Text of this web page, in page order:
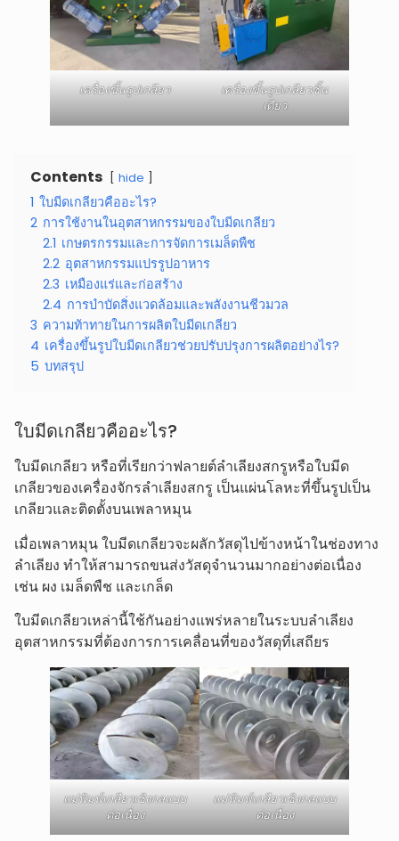
เครื่องขึ้นรูปเกลียว
เครื่องขึ้นรูปเกลียวชิ้น
เดียว
Contents hide
1 ใบมีดเกลียวคืออะไร?
2 การใช้งานในอุตสาหกรรมของใบมีดเกลียว
2.1 เกษตรกรรมและการจัดการเมล็ดพืช
2.2 อุตสาหกรรมแปรรูปอาหาร
2.3 เหมืองแร่และก่อสร้าง
2.4 การบำบัดสิ่งแวดล้อมและพลังงานชีวมวล
3 ความท้าทายในการผลิตใบมีดเกลียว
4 เครื่องขึ้นรูปใบมีดเกลียวช่วยปรับปรุงการผลิตอย่างไร?
5 บทสรุป
ใบมีดเกลียวคืออะไร?
ใบมีดเกลียว หรือที่เรียกว่าฟลายต์ลำเลียงสกรูหรือใบมีด
เกลียวของเครื่องจักรลำเลียงสกรู เป็นแผ่นโลหะที่ขึ้นรูปเป็น
เกลียวและติดตั้งบนเพลาหมุน
เมื่อเพลาหมุน ใบมีดเกลียวจะผลักวัสดุไปข้างหน้าในช่องทาง
ลำเลียง ทำให้สามารถขนส่งวัสดุจำนวนมากอย่างต่อเนื่อง
เช่น ผง เมล็ดพืช และเกล็ด
ใบมีดเกลียวเหล่านี้ใช้กันอย่างแพร่หลายในระบบลำเลียง
อุตสาหกรรมที่ต้องการการเคลื่อนที่ของวัสดุที่เสถียร
แม่พิมพ์เกลียวเชิงกลแบบ
ต่อเนื่อง
แม่พิมพ์เกลียวเชิงกลแบบ
ต่อเนื่อง